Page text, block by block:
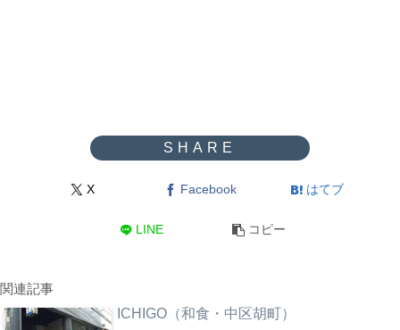
X Facebook はてブ
LINE コピー
関連記事
ICHIGO（和食・中区胡町）